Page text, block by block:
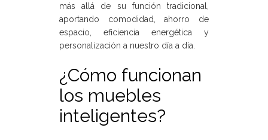
más allá de su función tradicional,
aportando comodidad, ahorro de
espacio, eficiencia energética y
personalización a nuestro día a día.
¿Cómo funcionan
los muebles
inteligentes?